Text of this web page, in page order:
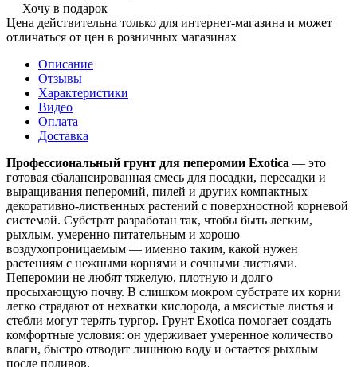
Хочу в подарок
Цена действительна только для интернет-магазина и может
отличаться от цен в розничных магазинах
Описание
Отзывы
Характеристики
Видео
Оплата
Доставка
Профессиональный грунт для пеперомии Exotica — это
готовая сбалансированная смесь для посадки, пересадки и
выращивания пеперомий, пилей и других компактных
декоративно-лиственных растений с поверхностной корневой
системой. Субстрат разработан так, чтобы быть легким,
рыхлым, умеренно питательным и хорошо
воздухопроницаемым — именно таким, какой нужен
растениям с нежными корнями и сочными листьями.
Пеперомии не любят тяжелую, плотную и долго
просыхающую почву. В слишком мокром субстрате их корни
легко страдают от нехватки кислорода, а мясистые листья и
стебли могут терять тургор. Грунт Exotica помогает создать
комфортные условия: он удерживает умеренное количество
влаги, быстро отводит лишнюю воду и остается рыхлым
после поливов.